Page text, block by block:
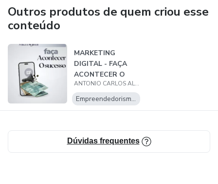
Outros produtos de quem criou esse
conteúdo
MARKETING
DIGITAL - FAÇA
ACONTECER O
SUCESSO
ANTONIO CARLOS ALEIXO
Empreendedorismo Digital
Dúvidas frequentes